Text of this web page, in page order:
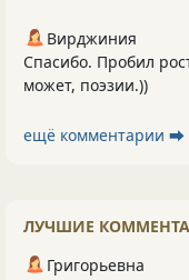
Вирджиния
Спасибо. Пробил
может, поэзии.))
ещё комментарии ⮕
ЛУЧШИЕ
Григорьевна